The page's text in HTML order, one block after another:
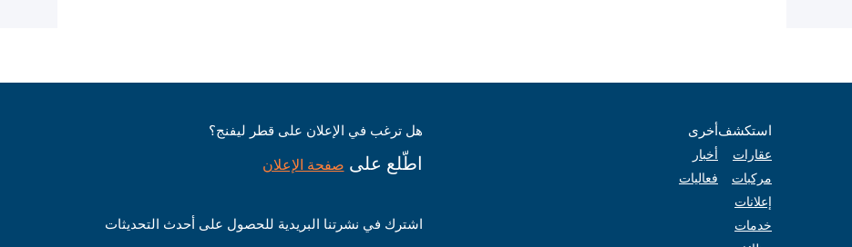
استكشف
عقارات
مركبات
إعلانات
خدمات
أخرى
أخبار
فعاليات
هل ترغب في الإعلان على قطر ليفنج؟
اطّلع على صفحة الإعلان
اشترك في نشرتنا البريدية للحصول على أحدث التحديثات